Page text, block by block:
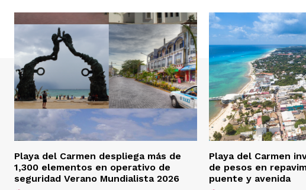
Playa del Carmen despliega más de
1,300 elementos en operativo de
seguridad Verano Mundialista 2026
Playa del Carmen
de pesos en
puente y avenida